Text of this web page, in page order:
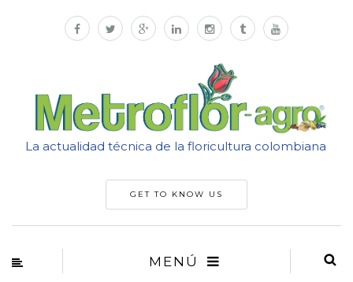
La actualidad técnica de la floricultura colombiana
GET TO KNOW US
MENÚ